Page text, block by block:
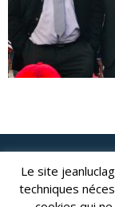
Jean-Luc
Mentions Légales
Le site
techniques